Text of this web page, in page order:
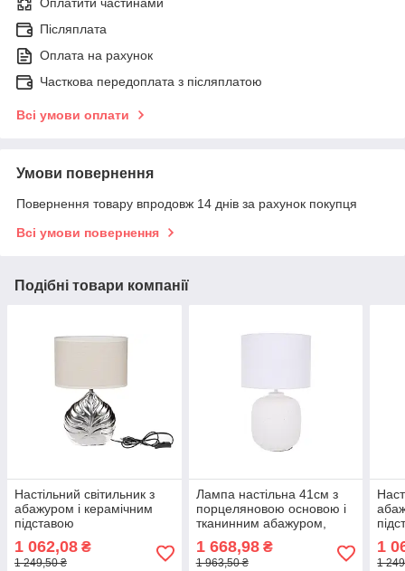
Післяплата
Оплата на рахунок
Часткова передоплата з післяплатою
Всі умови оплати
Умови повернення
Повернення товару впродовж 14 днів за рахунок покупця
Всі умови повернення
Подібні товари компанії
Настільний світильник з
абажуром і керамічним
підставою
1 062,08 ₴
1 249,50 ₴
Лампа настільна 41см з
порцеляновою основою і
тканинним абажуром,
колір - білий граніт
1 668,98₴
1 963,50 ₴
1
1